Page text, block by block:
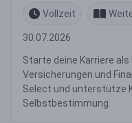
Vollzeit
30.07.2026
Starte deine Karriere
Versicherungen und
Select und unterstütze
Selbstbestimmung.